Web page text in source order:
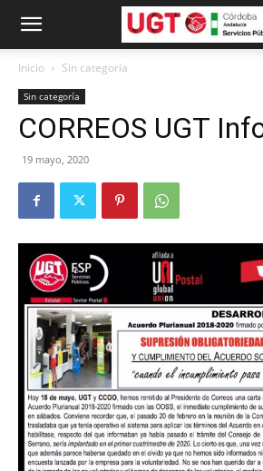
Inicio Sin categoría
Sin categoría
CORREOS UGT
19 mayo, 2020